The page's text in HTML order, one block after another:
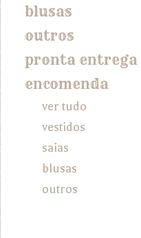
blusas
outros
pronta entrega
encomenda
ver tudo
vestidos
saias
blusas
outros